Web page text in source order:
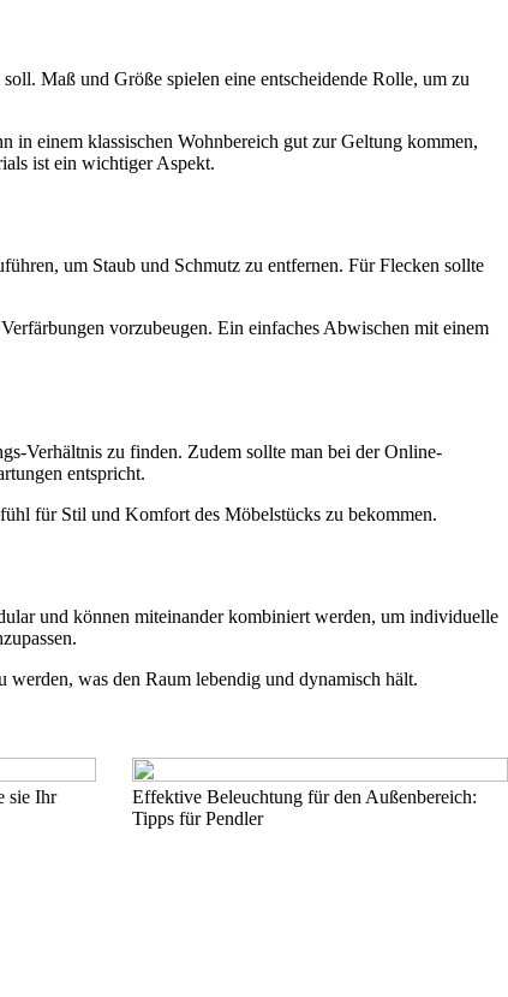
Maß und Größe spielen eine entscheidende Rolle, um zu
in einem klassischen Wohnbereich gut zur Geltung kommen,
ist ein wichtiger Aspekt.
um Staub und Schmutz zu entfernen. Für Flecken sollte
vorzubeugen. Ein einfaches Abwischen mit einem
Verhältnis zu finden. Zudem sollte man bei der Online-
entspricht.
für Stil und Komfort des Möbelstücks zu bekommen.
und können miteinander kombiniert werden, um individuelle
was den Raum lebendig und dynamisch hält.
sie Ihr
Effektive Beleuchtung für den Außenbereich:
Tipps für Pendler